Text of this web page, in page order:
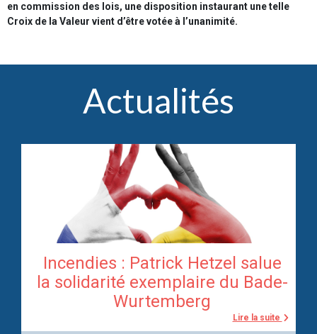
en commission des lois, une disposition instaurant une telle
Croix de la Valeur vient d’être votée à l’unanimité.
Actualités
Incendies : Patrick Hetzel salue
la solidarité exemplaire du Bade-
Wurtemberg
Lire la suite